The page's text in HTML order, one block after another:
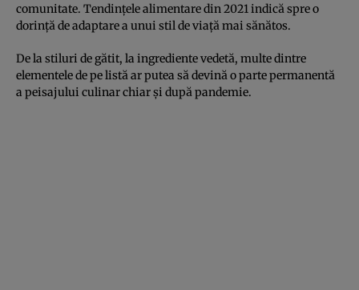
comunitate. Tendinţele alimentare din 2021 indică spre o
dorinţă de adaptare a unui stil de viaţă mai sănătos.
De la stiluri de gătit, la ingrediente vedetă, multe dintre
elementele de pe listă ar putea să devină o parte permanentă
a peisajului culinar chiar şi după pandemie.